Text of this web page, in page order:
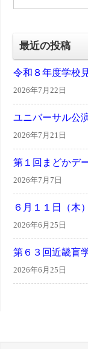
最近の投稿
令和８年度学校
2026年7月22日
ユニバーサル公
2026年7月21日
第１回まどかデ
2026年7月7日
６月１１日（木
2026年6月25日
第６３回近畿盲
2026年6月25日